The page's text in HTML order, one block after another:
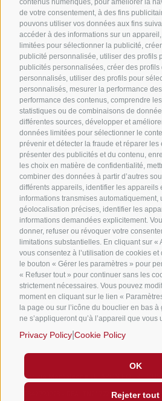
contenus numériques, pour améliorer la
de votre consentement, à des fins
pouvons utiliser vos données aux fins
accéder à des informations sur un
limitées pour sélectionner la publicité,
publicité personnalisée, utiliser des profils
publicités personnalisées, créer des profils
personnalisés, utiliser des profils pour
personnalisés, mesurer la performance
performance des contenus, comprendre
statistiques ou de combinaisons de
différentes sources, développer et
données limitées pour sélectionner le
prévenir et détecter la fraude et réparer les
présenter des publicités et du contenu,
les choix en matière de confidentialité,
combiner des données à partir d’autres
différents appareils, identifier les appareils
informations transmises automatiquement,
géolocalisation précises, identifier les
informations demandées explicitement.
donner, refuser ou révoquer votre
limitations substantielles. En cliquant sur «
vous consentez à l’utilisation de cookies et
le bouton « Gérer les paramètres » pour
« Refuser tout » pour continuer sans les
strictement nécessaires. Vous pouvez
moment en cliquant sur le lien «
la page ou sur l’icône du bouclier en bas
ne s’appliqueront qu’à l’appareil que vous
Privacy Policy Cookie Policy
OK
Rejeter tout
Travel Arrange
Japan
Japan
Qui suis-je ?
Privacy Policy
Cookie Policy
Fabrizio Montoleone LE JAPON POUR TOUS
02342790223 - REA: TN217722 - C.F: